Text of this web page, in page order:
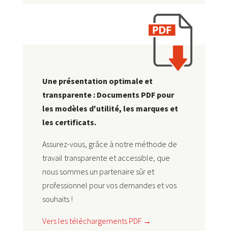
Une présentation optimale et
transparente : Documents PDF pour
les modèles d'utilité, les marques et
les certificats.
Assurez-vous, grâce à notre méthode de
travail transparente et accessible, que
nous sommes un partenaire sûr et
professionnel pour vos demandes et vos
souhaits !
Vers les téléchargements PDF →